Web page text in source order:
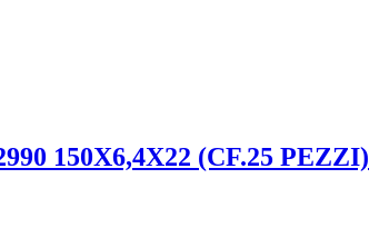
150X6,4X22 (CF.25 PEZZI)